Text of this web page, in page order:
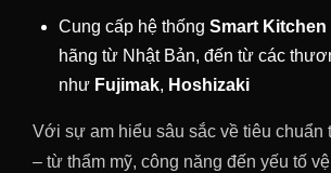
Cung cấp hệ thống Smart Kitchen
hãng từ Nhật Bản, đến từ các
như Fujimak, Hoshizaki
Với sự am hiểu sâu sắc về tiêu chuẩn
– từ thẩm mỹ, công năng đến yếu tố